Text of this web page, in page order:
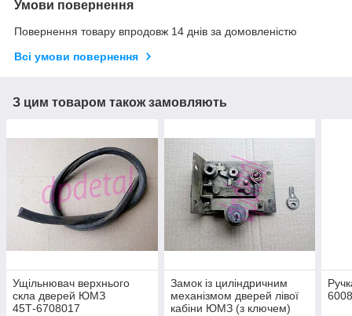
Умови повернення
Повернення товару впродовж 14 днів за домовленістю
Всі умови повернення
З цим товаром також замовляють
Ущільнювач верхнього
скла дверей ЮМЗ
45Т-6708017
Замок із циліндричним
механізмом дверей лівої
кабіни ЮМЗ (з ключем)